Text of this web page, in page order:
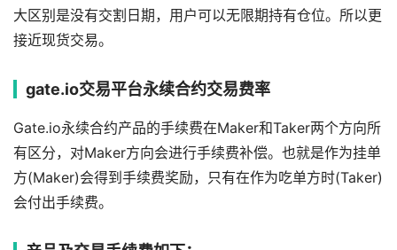
⼤区别是没有交割⽇期，⽤户可以⽆限期持有仓位。所以更
接近现货交易。
gate.io交易平台永续合约交易费率
Gate.io永续合约产品的手续费在Maker和Taker两个方向所
有区分，对Maker方向会进行手续费补偿。也就是作为挂单
方(Maker)会得到手续费奖励，只有在作为吃单方时(Taker)
会付出手续费。